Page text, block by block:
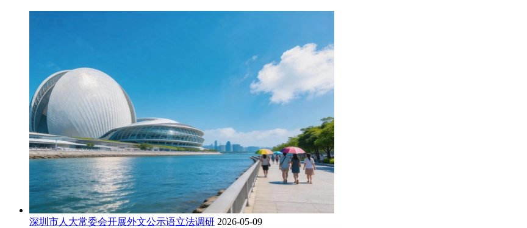
深圳市人大常委会开展外文公示语立法调研 2026-05-09